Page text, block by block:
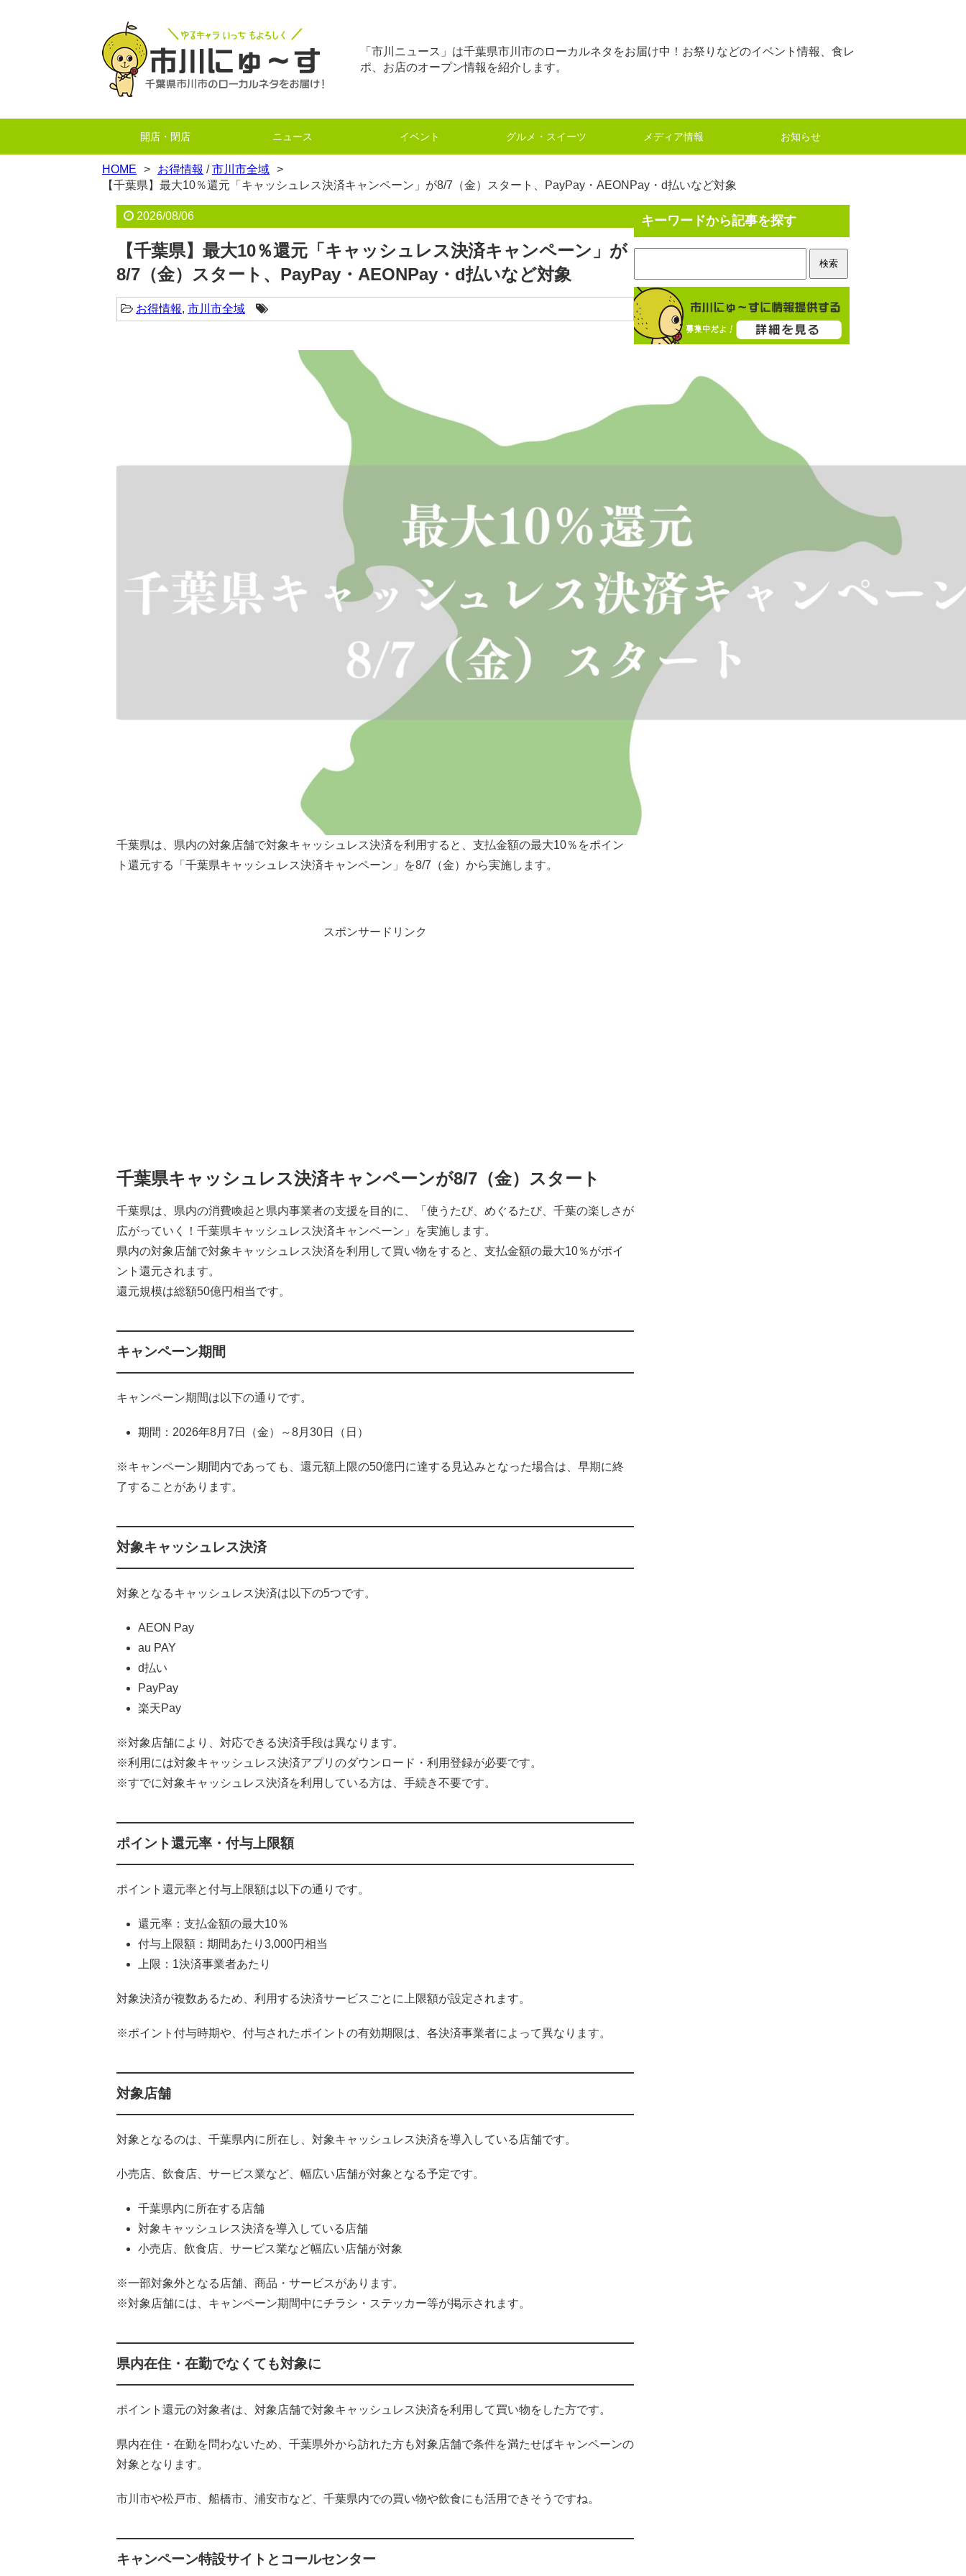
「市川ニュース」は千葉県市川市のローカルネタをお届け中！お祭りなどのイベント情報、食レ
ポ、お店のオープン情報を紹介します。
開店・閉店 ニュース イベント グルメ・スイーツ メディア情報 お知らせ
HOME お得情報 /市川市全域
【千葉県】最大10％還元「キャッシュレス決済キャンペーン」が8/7（金）スタート、PayPay・AEONPay・d払いなど対象
2026/08/06
【千葉県】最大10％還元「キャッシュレス決済キャンペーン」が
8/7（金）スタート、PayPay・AEONPay・d払いなど対象
お得情報, 市川市全域
千葉県は、県内の対象店舗で対象キャッシュレス決済を利用すると、支払金額の最大10％をポイン
ト還元する「千葉県キャッシュレス決済キャンペーン」を8/7（金）から実施します。
スポンサードリンク
千葉県キャッシュレス決済キャンペーンが8/7（金）スタート
千葉県は、県内の消費喚起と県内事業者の支援を目的に、「使うたび、めぐるたび、千葉の楽しさが
広がっていく！千葉県キャッシュレス決済キャンペーン」を実施します。
県内の対象店舗で対象キャッシュレス決済を利用して買い物をすると、支払金額の最大10％がポイ
ント還元されます。
還元規模は総額50億円相当です。
キャンペーン期間
キャンペーン期間は以下の通りです。
期間：2026年8月7日（金）～8月30日（日）
※キャンペーン期間内であっても、還元額上限の50億円に達する見込みとなった場合は、早期に終
了することがあります。
対象キャッシュレス決済
対象となるキャッシュレス決済は以下の5つです。
AEON Pay
au PAY
d払い
PayPay
楽天Pay
※対象店舗により、対応できる決済手段は異なります。
※利用には対象キャッシュレス決済アプリのダウンロード・利用登録が必要です。
※すでに対象キャッシュレス決済を利用している方は、手続き不要です。
ポイント還元率・付与上限額
ポイント還元率と付与上限額は以下の通りです。
還元率：支払金額の最大10％
付与上限額：期間あたり3,000円相当
上限：1決済事業者あたり
対象決済が複数あるため、利用する決済サービスごとに上限額が設定されます。
※ポイント付与時期や、付与されたポイントの有効期限は、各決済事業者によって異なります。
対象店舗
対象となるのは、千葉県内に所在し、対象キャッシュレス決済を導入している店舗です。
小売店、飲食店、サービス業など、幅広い店舗が対象となる予定です。
千葉県内に所在する店舗
対象キャッシュレス決済を導入している店舗
小売店、飲食店、サービス業など幅広い店舗が対象
※一部対象外となる店舗、商品・サービスがあります。
※対象店舗には、キャンペーン期間中にチラシ・ステッカー等が掲示されます。
県内在住・在勤でなくても対象に
ポイント還元の対象者は、対象店舗で対象キャッシュレス決済を利用して買い物をした方です。
県内在住・在勤を問わないため、千葉県外から訪れた方も対象店舗で条件を満たせばキャンペーンの
対象となります。
市川市や松戸市、船橋市、浦安市など、千葉県内での買い物や飲食にも活用できそうですね。
キャンペーン特設サイトとコールセンター
キーワードから記事を探す